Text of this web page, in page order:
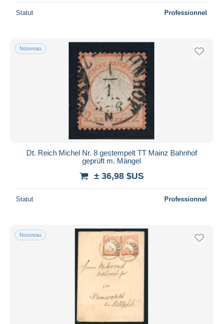
Statut Professionnel
Nouveau
Dt. Reich Michel Nr. 8 gestempelt TT Mainz Bahnhof
geprüft m. Mängel
± 36,98 $US
Statut Professionnel
Nouveau